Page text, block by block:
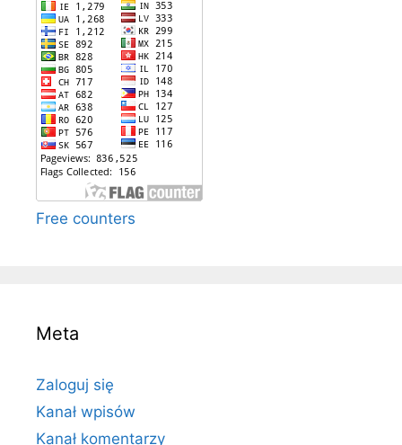
Free counters
Meta
Zaloguj się
Kanał wpisów
Kanał komentarzy